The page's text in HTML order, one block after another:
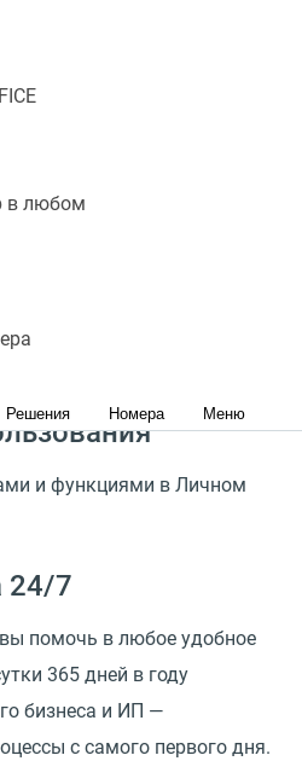
в любом
Решения Номера Меню
АТС, получить номер
услугами
телеком-оператором
высокое качество связи
и функциями в Личном
24/7
помочь в любое удобное
365 дней в году
бизнеса и ИП —
с самого первого дня.